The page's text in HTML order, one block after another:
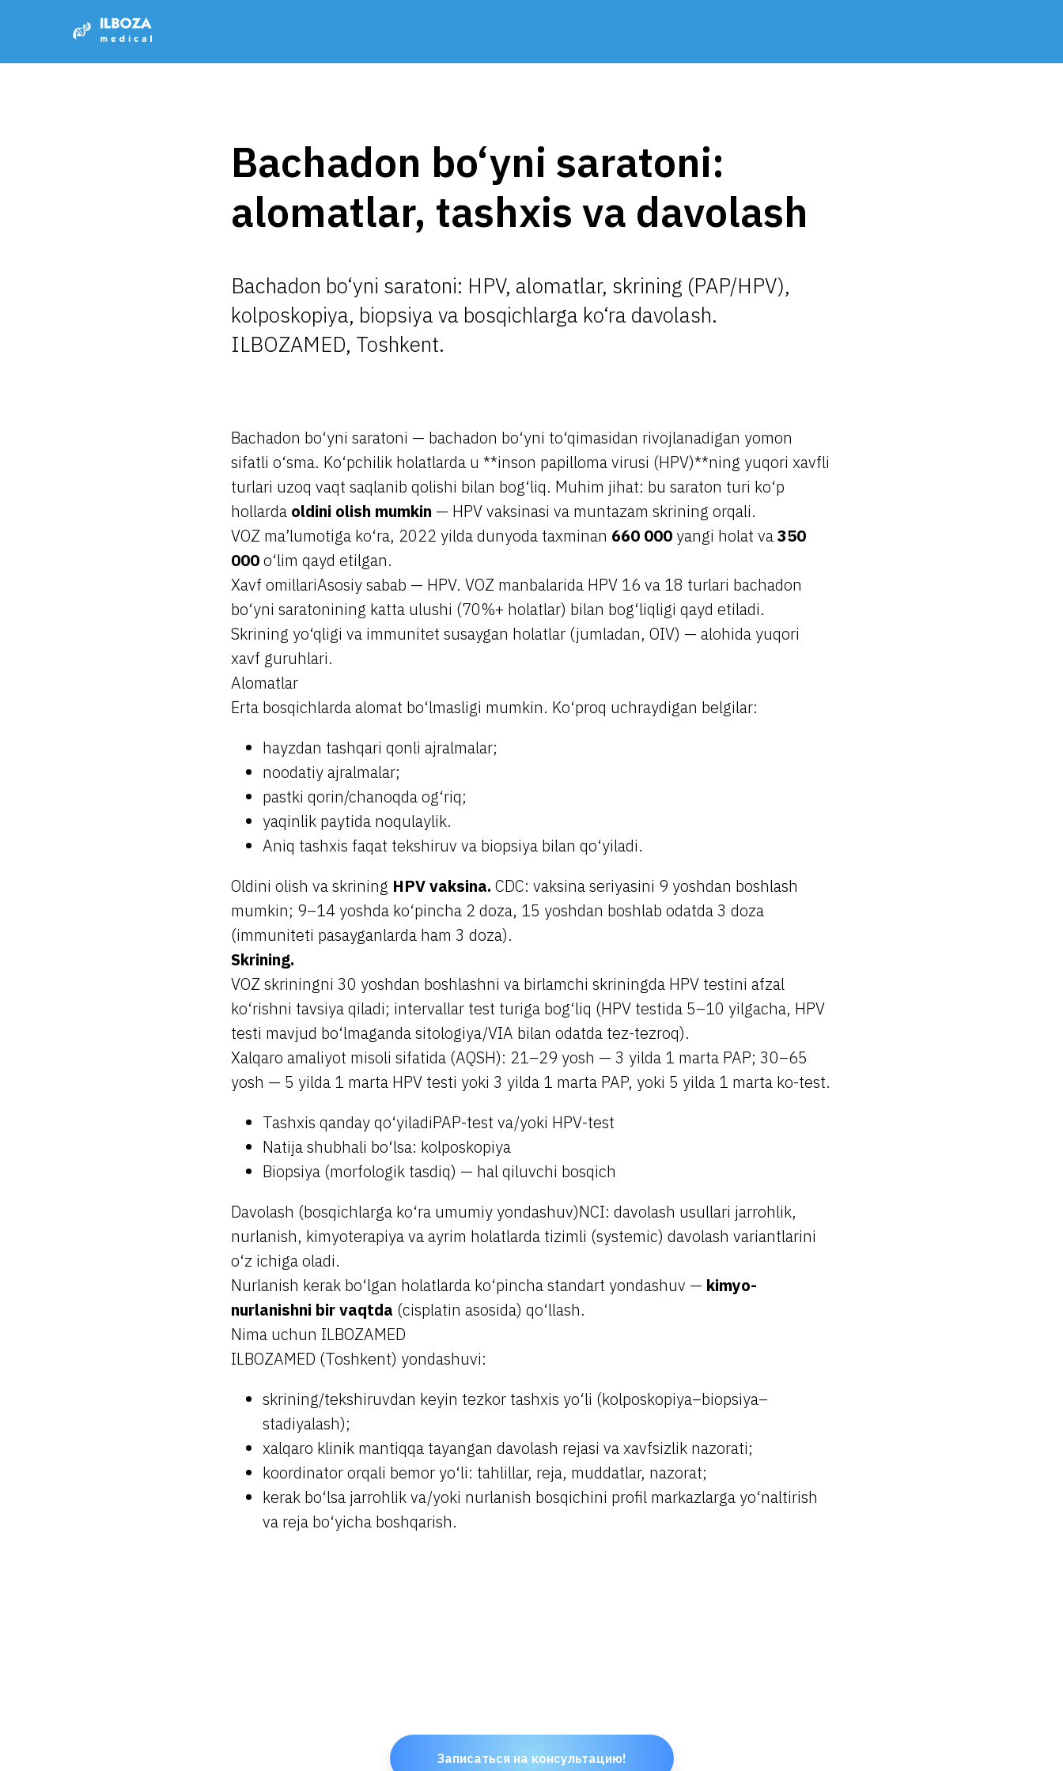
Bachadon bo‘yni saratoni:
alomatlar, tashxis va davolash
Bachadon bo‘yni saratoni: HPV, alomatlar, skrining (PAP/HPV),
kolposkopiya, biopsiya va bosqichlarga ko‘ra davolash.
ILBOZAMED, Toshkent.
Bachadon bo‘yni saratoni — bachadon bo‘yni to‘qimasidan rivojlanadigan yomon
sifatli o‘sma. Ko‘pchilik holatlarda u **inson papilloma virusi (HPV)**ning yuqori xavfli
turlari uzoq vaqt saqlanib qolishi bilan bog‘liq. Muhim jihat: bu saraton turi ko‘p
hollarda oldini olish mumkin — HPV vaksinasi va muntazam skrining orqali.
VOZ ma’lumotiga ko‘ra, 2022 yilda dunyoda taxminan 660 000 yangi holat va350
000o‘lim qayd etilgan.
Xavf omillariAsosiy sabab — HPV. VOZ manbalarida HPV 16 va 18 turlari bachadon
bo‘yni saratonining katta ulushi (70%+ holatlar) bilan bog‘liqligi qayd etiladi.
Skrining yo‘qligi va immunitet susaygan holatlar (jumladan, OIV) — alohida yuqori
xavf guruhlari.
Alomatlar
Erta bosqichlarda alomat bo‘lmasligi mumkin. Ko‘proq uchraydigan belgilar:
hayzdan tashqari qonli ajralmalar;
noodatiy ajralmalar;
pastki qorin/chanoqda og‘riq;
yaqinlik paytida noqulaylik.
Aniq tashxis faqat tekshiruv va biopsiya bilan qo‘yiladi.
Oldini olish va skrining HPV vaksina. CDC: vaksina seriyasini 9 yoshdan boshlash
mumkin; 9–14 yoshda ko‘pincha 2 doza, 15 yoshdan boshlab odatda 3 doza
(immuniteti pasayganlarda ham 3 doza).
Skrining.
VOZ skriningni 30 yoshdan boshlashni va birlamchi skriningda HPV testini afzal
ko‘rishni tavsiya qiladi; intervallar test turiga bog‘liq (HPV testida 5–10 yilgacha, HPV
testi mavjud bo‘lmaganda sitologiya/VIA bilan odatda tez-tezroq).
Xalqaro amaliyot misoli sifatida (AQSH): 21–29 yosh — 3 yilda 1 marta PAP; 30–65
yosh — 5 yilda 1 marta HPV testi yoki 3 yilda 1 marta PAP, yoki 5 yilda 1 marta ko-test.
Tashxis qanday qo‘yiladiPAP-test va/yoki HPV-test
Natija shubhali bo‘lsa: kolposkopiya
Biopsiya (morfologik tasdiq) — hal qiluvchi bosqich
Davolash (bosqichlarga ko‘ra umumiy yondashuv)NCI: davolash usullari jarrohlik,
nurlanish, kimyoterapiya va ayrim holatlarda tizimli (systemic) davolash variantlarini
o‘z ichiga oladi.
Nurlanish kerak bo‘lgan holatlarda ko‘pincha standart yondashuv — kimyo-
nurlanishni bir vaqtda (cisplatin asosida) qo‘llash.
Nima uchun ILBOZAMED
ILBOZAMED (Toshkent) yondashuvi:
skrining/tekshiruvdan keyin tezkor tashxis yo‘li (kolposkopiya–biopsiya–
stadiyalash);
xalqaro klinik mantiqqa tayangan davolash rejasi va xavfsizlik nazorati;
koordinator orqali bemor yo‘li: tahlillar, reja, muddatlar, nazorat;
kerak bo‘lsa jarrohlik va/yoki nurlanish bosqichini profil markazlarga yo‘naltirish
va reja bo‘yicha boshqarish.
Записаться на консультацию!